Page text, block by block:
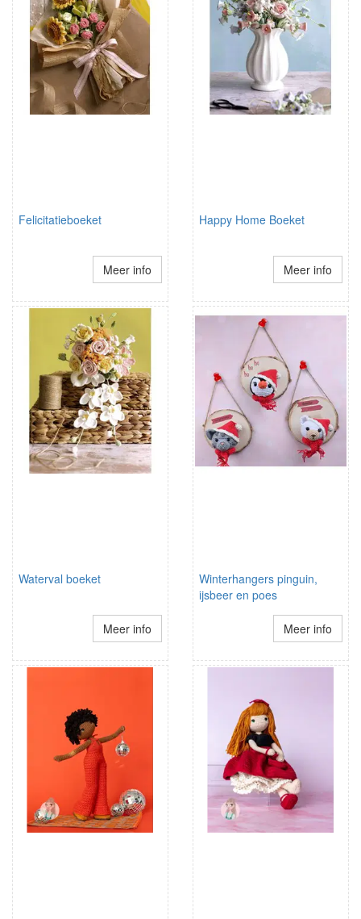
Felicitatieboeket
Meer info
Happy Home Boeket
Meer info
Waterval boeket
Meer info
Winterhangers pinguin,
ijsbeer en poes
Meer info